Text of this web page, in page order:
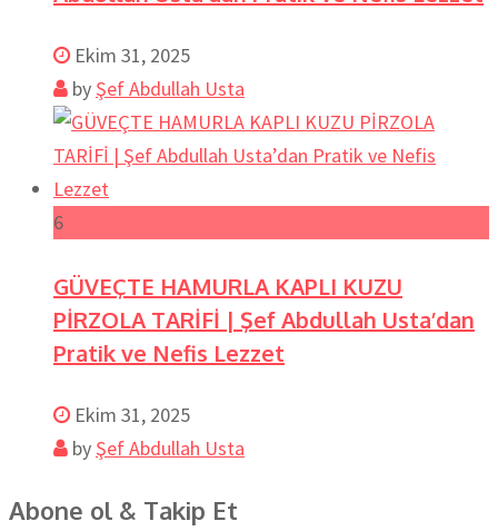
Ekim 31, 2025
by Şef Abdullah Usta
6
GÜVEÇTE HAMURLA KAPLI KUZU
PİRZOLA TARİFİ | Şef Abdullah Usta’dan
Pratik ve Nefis Lezzet
Ekim 31, 2025
by Şef Abdullah Usta
Abone ol & Takip Et